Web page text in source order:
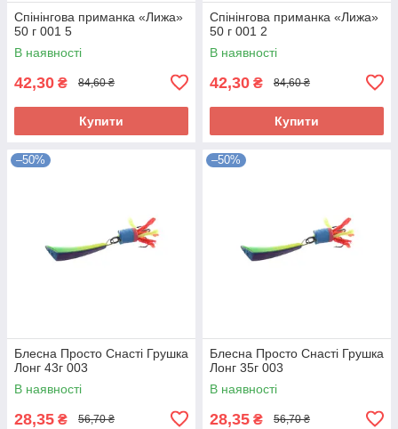
Спінінгова приманка «Лижа»
50 г 001 5
В наявності
42,30 ₴ 84,60 ₴
Купити
Спінінгова приманка «Лижа»
50 г 001 2
В наявності
42,30 ₴ 84,60 ₴
Купити
–50%
Блесна Просто Снасті Грушка
Лонг 43г 003
В наявності
28,35 ₴ 56,70 ₴
–50%
Блесна Просто Снасті Грушка
Лонг 35г 003
В наявності
28,35 ₴ 56,70 ₴